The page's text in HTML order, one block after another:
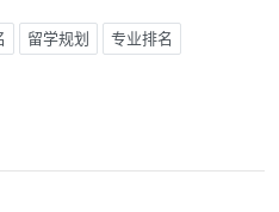
留学规划 专业排名